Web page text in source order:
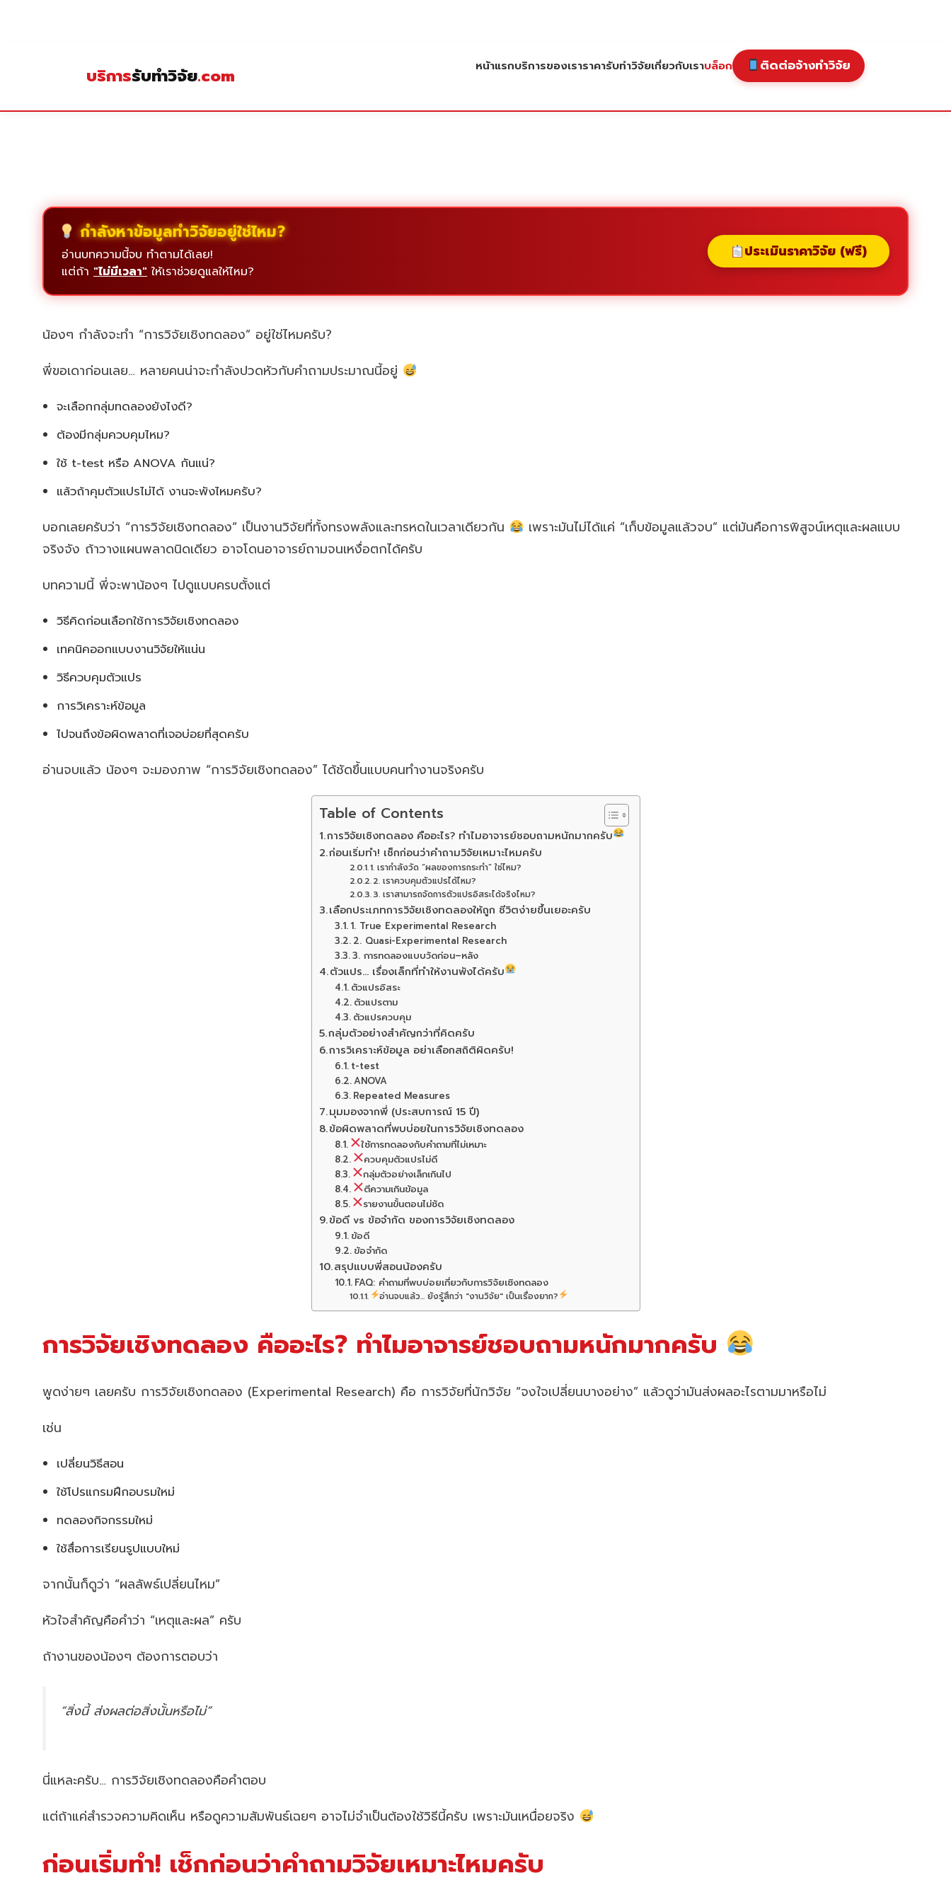
บริการรับทำวิจัย.com หน้าแรกบริการของเราราคารับทำวิจัยเกี่ยวกับเราบล็อก ติดต่อจ้างทำวิจัย
กำลังหาข้อมูลทำวิจัยอยู่ใช่ไหม?
อ่านบทความนี้จบ ทำตามได้เลย!
แต่ถ้า "ไม่มีเวลา" ให้เราช่วยดูแลให้ไหม?
ประเมินราคาวิจัย (ฟรี)
น้องๆ กำลังจะทำ “การวิจัยเชิงทดลอง” อยู่ใช่ไหมครับ?
พี่ขอเดาก่อนเลย… หลายคนน่าจะกำลังปวดหัวกับคำถามประมาณนี้อยู่
จะเลือกกลุ่มทดลองยังไงดี?
ต้องมีกลุ่มควบคุมไหม?
ใช้ t-test หรือ ANOVA กันแน่?
แล้วถ้าคุมตัวแปรไม่ได้ งานจะพังไหมครับ?
บอกเลยครับว่า “การวิจัยเชิงทดลอง” เป็นงานวิจัยที่ทั้งทรงพลังและทรหดในเวลาเดียวกัน
เพราะมันไม่ได้แค่ “เก็บข้อมูลแล้วจบ” แต่มันคือการพิสูจน์เหตุและผลแบบ
จริงจัง ถ้าวางแผนพลาดนิดเดียว อาจโดนอาจารย์ถามจนเหงื่อตกได้ครับ
บทความนี้ พี่จะพาน้องๆ ไปดูแบบครบตั้งแต่
วิธีคิดก่อนเลือกใช้การวิจัยเชิงทดลอง
เทคนิคออกแบบงานวิจัยให้แน่น
วิธีควบคุมตัวแปร
การวิเคราะห์ข้อมูล
ไปจนถึงข้อผิดพลาดที่เจอบ่อยที่สุดครับ
อ่านจบแล้ว น้องๆ จะมองภาพ “การวิจัยเชิงทดลอง” ได้ชัดขึ้นแบบคนทำงานจริงครับ
Table of Contents
การวิจัยเชิงทดลอง คืออะไร? ทำไมอาจารย์ชอบถามหนักมากครับ
ก่อนเริ่มทำ! เช็กก่อนว่าคำถามวิจัยเหมาะไหมครับ
1. เรากำลังวัด “ผลของการกระทำ” ใช่ไหม?
2. เราควบคุมตัวแปรได้ไหม?
3. เราสามารถจัดการตัวแปรอิสระได้จริงไหม?
เลือกประเภทการวิจัยเชิงทดลองให้ถูก ชีวิตง่ายขึ้นเยอะครับ
1. True Experimental Research
2. Quasi-Experimental Research
3. การทดลองแบบวัดก่อน–หลัง
ตัวแปร… เรื่องเล็กที่ทำให้งานพังได้ครับ
ตัวแปรอิสระ
ตัวแปรตาม
ตัวแปรควบคุม
กลุ่มตัวอย่างสำคัญกว่าที่คิดครับ
การวิเคราะห์ข้อมูล อย่าเลือกสถิติผิดครับ!
t-test
ANOVA
Repeated Measures
มุมมองจากพี่ (ประสบการณ์ 15 ปี)
ข้อผิดพลาดที่พบบ่อยในการวิจัยเชิงทดลอง
ใช้การทดลองกับคำถามที่ไม่เหมาะ
ควบคุมตัวแปรไม่ดี
กลุ่มตัวอย่างเล็กเกินไป
ตีความเกินข้อมูล
รายงานขั้นตอนไม่ชัด
ข้อดี vs ข้อจำกัด ของการวิจัยเชิงทดลอง
ข้อดี
ข้อจำกัด
สรุปแบบพี่สอนน้องครับ
FAQ: คำถามที่พบบ่อยเกี่ยวกับการวิจัยเชิงทดลอง
อ่านจบแล้ว... ยังรู้สึกว่า "งานวิจัย" เป็นเรื่องยาก?
การวิจัยเชิงทดลอง คืออะไร? ทำไมอาจารย์ชอบถามหนักมากครับ
พูดง่ายๆ เลยครับ การวิจัยเชิงทดลอง (Experimental Research) คือ การวิจัยที่นักวิจัย “จงใจเปลี่ยนบางอย่าง” แล้วดูว่ามันส่งผลอะไรตามมาหรือไม่
เช่น
เปลี่ยนวิธีสอน
ใช้โปรแกรมฝึกอบรมใหม่
ทดลองกิจกรรมใหม่
ใช้สื่อการเรียนรูปแบบใหม่
จากนั้นก็ดูว่า “ผลลัพธ์เปลี่ยนไหม”
หัวใจสำคัญคือคำว่า “เหตุและผล” ครับ
ถ้างานของน้องๆ ต้องการตอบว่า
“สิ่งนี้ ส่งผลต่อสิ่งนั้นหรือไม่”
นี่แหละครับ… การวิจัยเชิงทดลองคือคำตอบ
แต่ถ้าแค่สำรวจความคิดเห็น หรือดูความสัมพันธ์เฉยๆ อาจไม่จำเป็นต้องใช้วิธีนี้ครับ เพราะมันเหนื่อยจริง
ก่อนเริ่มทำ! เช็กก่อนว่าคำถามวิจัยเหมาะไหมครับ